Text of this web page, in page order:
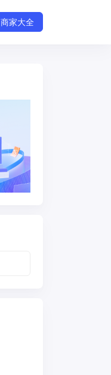
商家大全